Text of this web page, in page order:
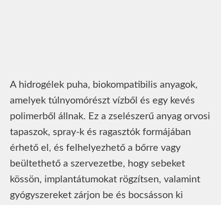
A hidrogélek puha, biokompatibilis anyagok,
amelyek túlnyomórészt vízből és egy kevés
polimerből állnak. Ez a zselészerű anyag orvosi
tapaszok, spray-k és ragasztók formájában
érhető el, és felhelyezhető a bőrre vagy
beültethető a szervezetbe, hogy sebeket
kössön, implantátumokat rögzítsen, valamint
gyógyszereket zárjon be és bocsásson ki